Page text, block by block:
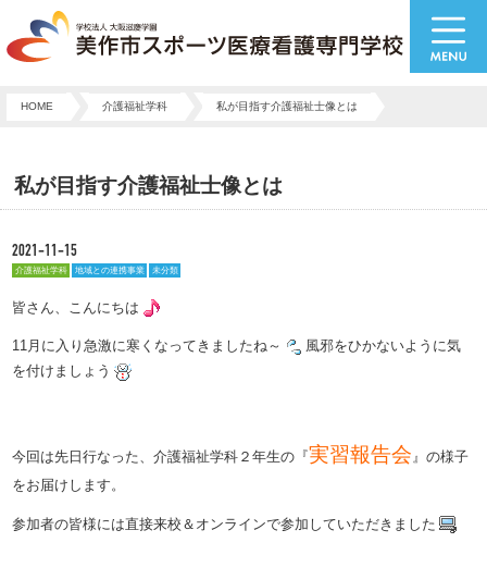
HOME 介護福祉学科 私が目指す介護福祉士像とは
私が目指す介護福祉士像とは
2021-11-15
介護福祉学科 地域との連携事業 未分類
皆さん、こんにちは
11月に入り急激に寒くなってきましたね～
風邪をひかないように気
を付けましょう
今回は先日行なった、介護福祉学科２年生の『実習報告会 』の様子
をお届けします。
参加者の皆様には直接来校＆オンラインで参加していただきました